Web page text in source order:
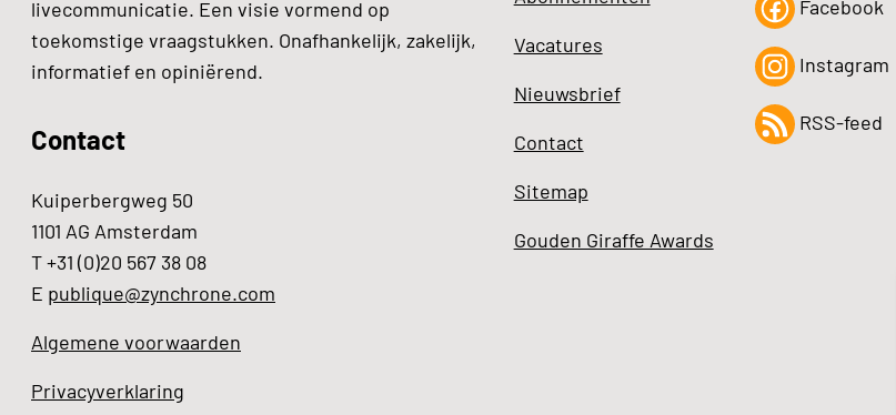
livecommunicatie. Een visie vormend op
toekomstige vraagstukken. Onafhankelijk, zakelijk,
informatief en opiniërend.
Contact
Kuiperbergweg 50
1101 AG Amsterdam
T +31 (0)20 567 38 08
E publique@zynchrone.com
Algemene voorwaarden
Privacyverklaring
Vacatures
Nieuwsbrief
Contact
Sitemap
Gouden Giraffe Awards
Facebook
Instagram
RSS-feed